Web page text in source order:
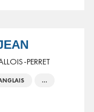
PERRET
...